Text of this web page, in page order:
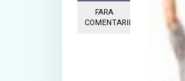
FARA
COMENTARII